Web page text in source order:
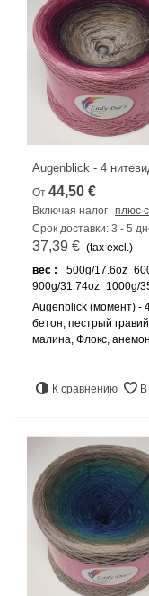
Augenblick - 4
От 44,50 €
Включая налог плюс
Срок доставки: 3 - 5
37,39 € (tax excl.)
вес :
500g/17.6oz
900g/31.74oz 1000g/
Augenblick (момент) -
бетон, пестрый
малина, Флокс,
К сравнению